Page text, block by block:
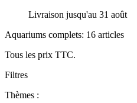
Livraison jusqu'au 31 août
Aquariums complets: 16 articles
Tous les prix TTC.
Filtres
Thèmes :